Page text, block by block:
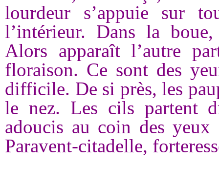
lourdeur s’appuie sur
l’intérieur. Dans la
Alors apparaît l’autre
floraison. Ce sont des
difficile. De si près, les
le nez. Les cils partent
adoucis au coin des yeux
Paravent-citadelle,